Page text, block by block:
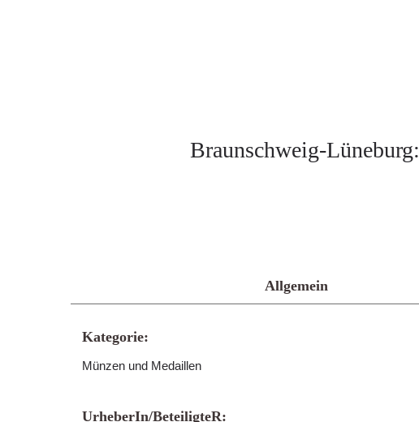
Braunschweig-
Allgemein
Kategorie:
Münzen und Medaillen
UrheberIn/BeteiligteR: